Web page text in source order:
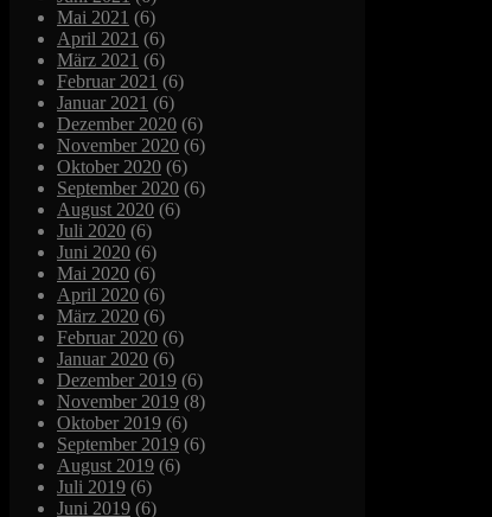
Mai 2021 (6)
April 2021 (6)
März 2021 (6)
Februar 2021 (6)
Januar 2021 (6)
Dezember 2020 (6)
November 2020 (6)
Oktober 2020 (6)
September 2020 (6)
August 2020 (6)
Juli 2020 (6)
Juni 2020 (6)
Mai 2020 (6)
April 2020 (6)
März 2020 (6)
Februar 2020 (6)
Januar 2020 (6)
Dezember 2019 (6)
November 2019 (8)
Oktober 2019 (6)
September 2019 (6)
August 2019 (6)
Juli 2019 (6)
Juni 2019 (6)